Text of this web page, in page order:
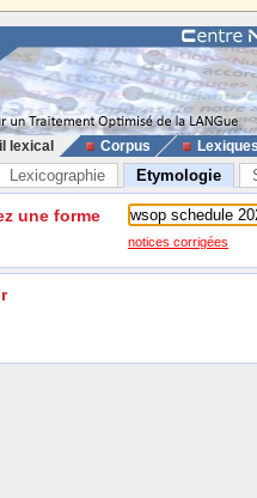
lexical Corpus
Lexicographie Etymologie
une forme
notices corrigées